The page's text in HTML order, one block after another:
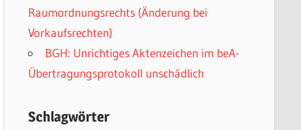
Raumordnungsrechts (Änderung bei
Vorkaufsrechten)
BGH: Unrichtiges Aktenzeichen im beA-
Übertragungsprotokoll unschädlich
Schlagwörter